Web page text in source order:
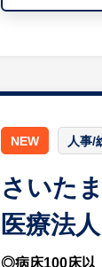
NEW 人事/
さいた
医療法人
◎病床100床以